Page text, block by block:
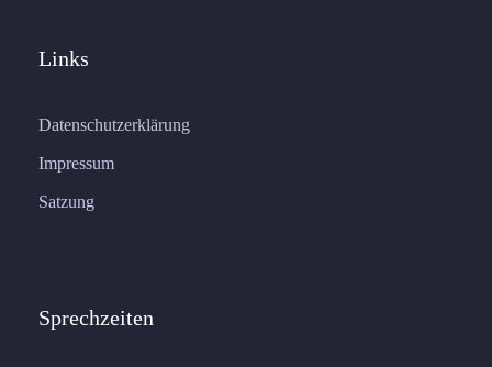
Links
Datenschutzerklärung
Impressum
Satzung
Sprechzeiten